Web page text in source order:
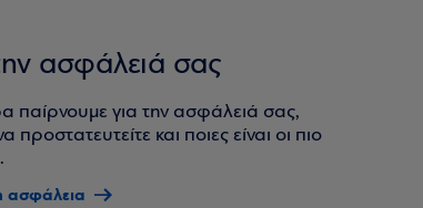
ασφάλειά σας
παίρνουμε για την ασφάλειά σας,
προστατευτείτε και ποιες είναι οι πιο
ασφάλεια